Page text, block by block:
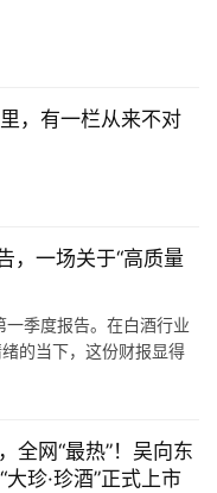
，有一栏从来不对
，一场关于“高质量
季度报告。在白酒行业
的当下，这份财报显得
经营肌理，会发现山西汾
复兴的关…
全网“最热”！吴向东
珍·珍酒”正式上市